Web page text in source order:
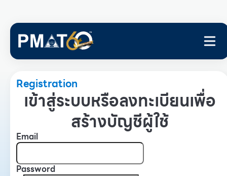
Registration
เข้าสู่ระบบหรือลงทะเบียนเพื่อ
สร้างบัญชีผู้ใช้
Email
Password